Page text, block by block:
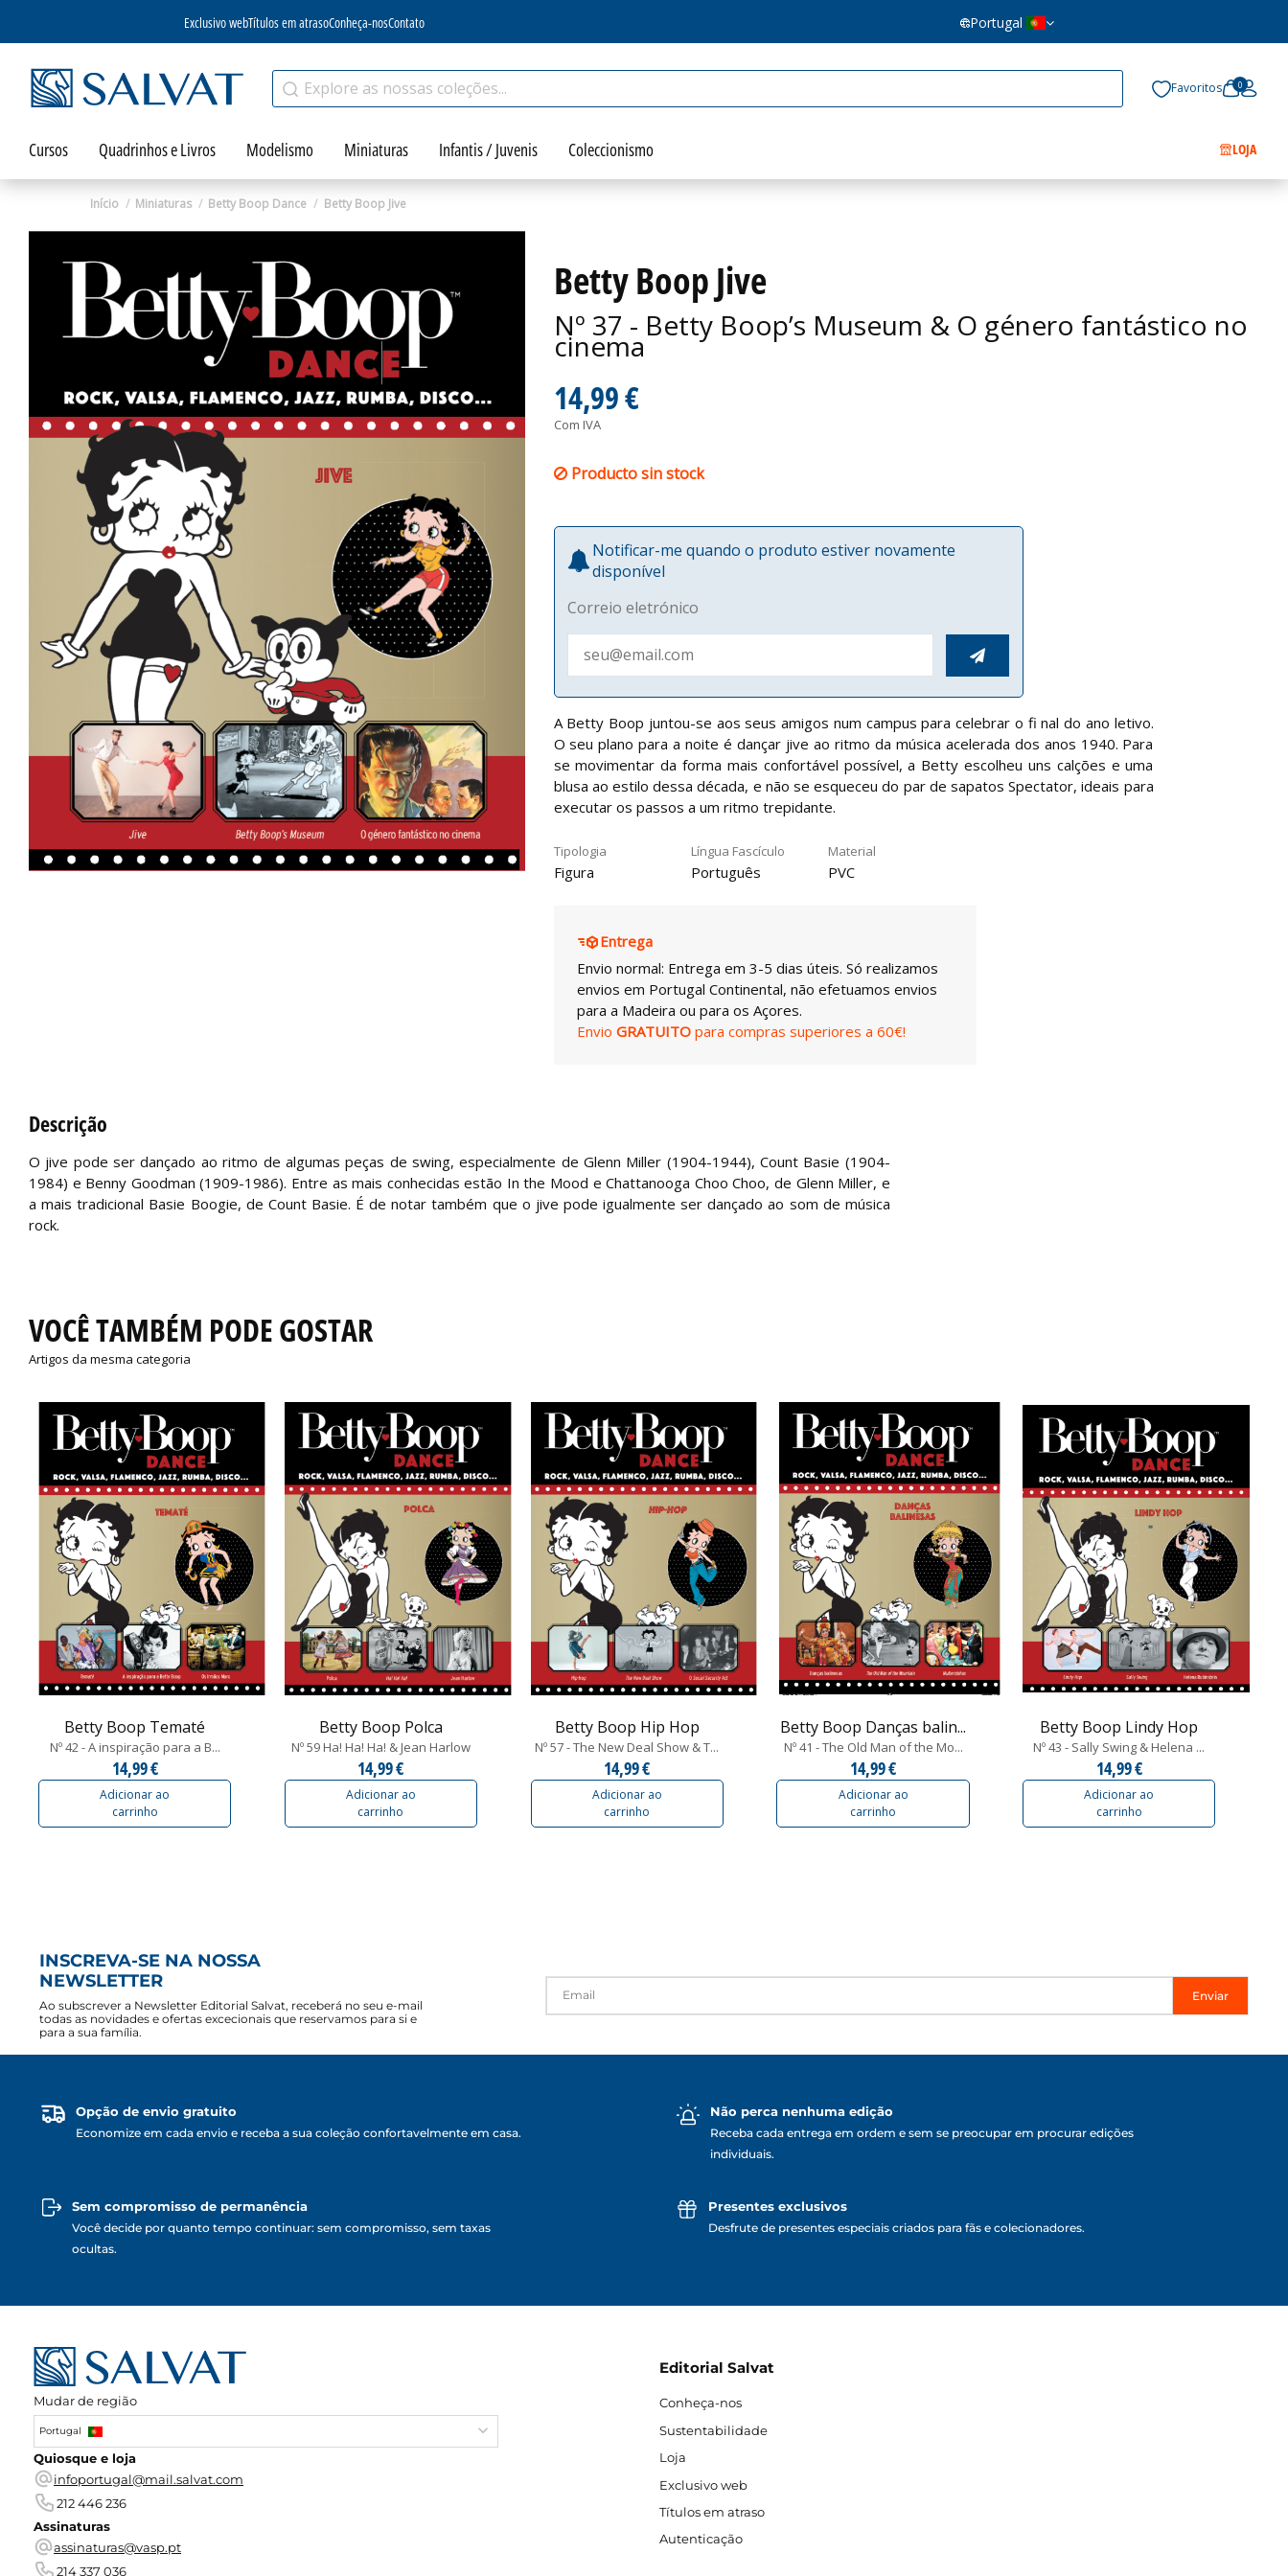
Exclusivo webTítulos em atrasoConheça-nosContato Portugal
Favoritos 0
Cursos Quadrinhos e Livros Modelismo Miniaturas Infantis / Juvenis Coleccionismo LOJA
Início Miniaturas Betty Boop Dance Betty Boop Jive
Betty Boop Jive
Nº 37 - Betty Boop’s Museum & O género fantástico no
cinema
14,99 €
Com IVA
Producto sin stock
Notificar-me quando o produto estiver novamente
disponível
Correio eletrónico

A Betty Boop juntou-se aos seus amigos num campus para celebrar o fi nal do ano letivo.
O seu plano para a noite é dançar jive ao ritmo da música acelerada dos anos 1940. Para
se movimentar da forma mais confortável possível, a Betty escolheu uns calções e uma
blusa ao estilo dessa década, e não se esqueceu do par de sapatos Spectator, ideais para
executar os passos a um ritmo trepidante.
Tipologia
Figura
Língua Fascículo
Português
Material
PVC
Entrega
Envio normal: Entrega em 3-5 dias úteis. Só realizamos
envios em Portugal Continental, não efetuamos envios
para a Madeira ou para os Açores.
Envio GRATUITOpara compras superiores a 60€!
Descrição
O jive pode ser dançado ao ritmo de algumas peças de swing, especialmente de Glenn Miller (1904-1944), Count Basie (1904-
1984) e Benny Goodman (1909-1986). Entre as mais conhecidas estão In the Mood e Chattanooga Choo Choo, de Glenn Miller, e
a mais tradicional Basie Boogie, de Count Basie. É de notar também que o jive pode igualmente ser dançado ao som de música
rock.
VOCÊ TAMBÉM PODE GOSTAR
Artigos da mesma categoria
Betty Boop Tematé
Nº 42 - A inspiração para a B...
14,99 €
Adicionar ao
carrinho
Betty Boop Polca
Nº 59 Ha! Ha! Ha! & Jean Harlow
14,99 €
Adicionar ao
carrinho
Betty Boop Hip Hop
Nº 57 - The New Deal Show & T...
14,99 €
Adicionar ao
carrinho
Betty Boop Danças balin...
Nº 41 - The Old Man of the Mo...
14,99 €
Adicionar ao
carrinho
Betty Boop Lindy Hop
Nº 43 - Sally Swing & Helena ...
14,99 €
Adicionar ao
carrinho
INSCREVA-SE NA NOSSA
NEWSLETTER
Ao subscrever a Newsletter Editorial Salvat, receberá no seu e-mail
todas as novidades e ofertas excecionais que reservamos para si e
para a sua família.
Enviar
Opção de envio gratuito
Economize em cada envio e receba a sua coleção confortavelmente em casa.
Não perca nenhuma edição
Receba cada entrega em ordem e sem se preocupar em procurar edições
individuais.
Sem compromisso de permanência
Você decide por quanto tempo continuar: sem compromisso, sem taxas
ocultas.
Presentes exclusivos
Desfrute de presentes especiais criados para fãs e colecionadores.
Mudar de região
Portugal
Quiosque e loja
infoportugal@mail.salvat.com
212 446 236
Assinaturas
assinaturas@vasp.pt
214 337 036
Editorial Salvat
Conheça-nos
Sustentabilidade
Loja
Exclusivo web
Títulos em atraso
Autenticação